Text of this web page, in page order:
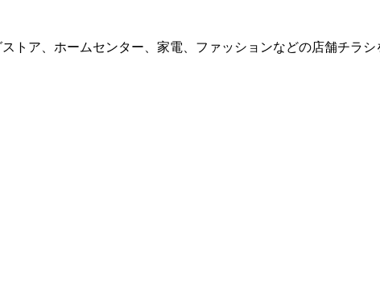
トア、ホームセンター、家電、ファッションなどの店舗チラシ